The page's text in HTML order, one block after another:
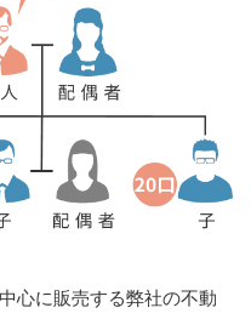
心に販売する弊社の不動